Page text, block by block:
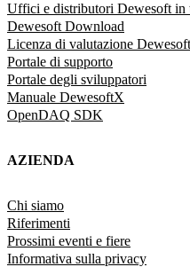
Uffici e distributori Dewesoft in
Dewesoft Download
Licenza di valutazione
Portale di supporto
Portale degli sviluppatori
Manuale DewesoftX
OpenDAQ SDK
AZIENDA
Chi siamo
Riferimenti
Prossimi eventi e fiere
Informativa sulla privacy